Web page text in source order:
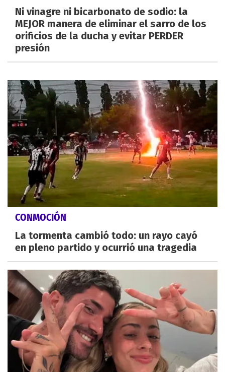
Ni vinagre ni bicarbonato de sodio: la
MEJOR manera de eliminar el sarro de los
orificios de la ducha y evitar PERDER
presión
CONMOCIÓN
La tormenta cambió todo: un rayo cayó
en pleno partido y ocurrió una tragedia